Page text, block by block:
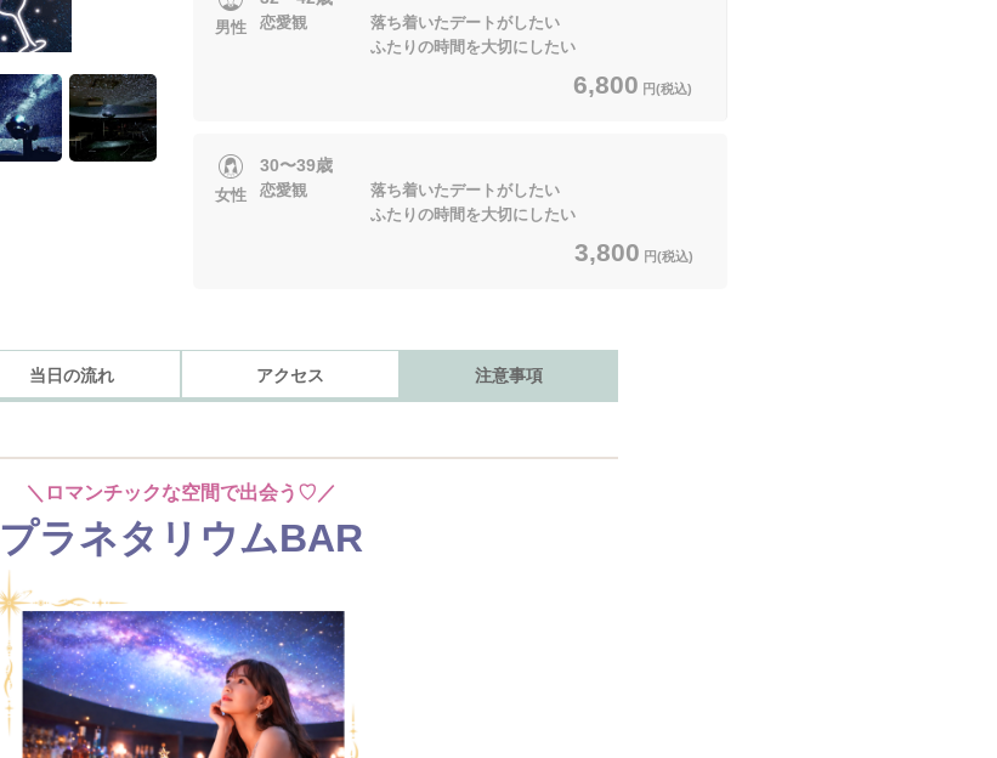
男性
恋愛観 落ち着いたデートがしたい
ふたりの時間を大切にしたい
6,800 円(税込)
女性
30〜39歳
恋愛観 落ち着いたデートがしたい
ふたりの時間を大切にしたい
3,800 円(税込)
当日の流れ アクセス 注意事項
＼ロマンチックな空間で出会う♡／
プラネタリウムBAR